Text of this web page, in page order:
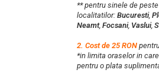
** pentru sinele de
localitatilor: Bucuresti,
Neamt, Focsani, Vaslui,
2. Cost de 25 RON
*in limita oraselor in
pentru o plata